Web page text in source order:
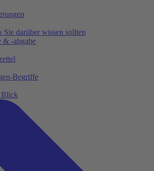
Sie darüber wissen sollten
& -abgabe
Begriffe
Blick